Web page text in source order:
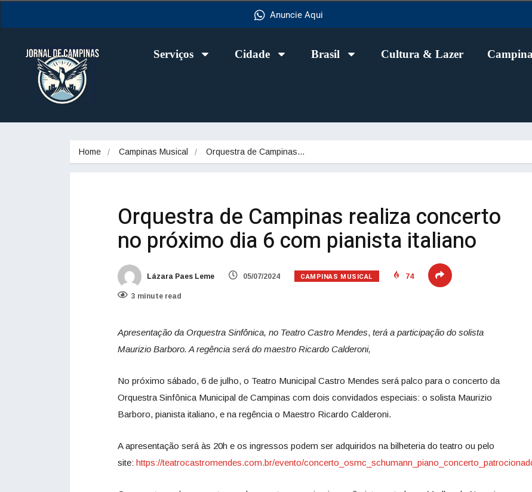
Anuncie Aqui
Serviços Cidade Brasil Cultura & Lazer
Home Campinas Musical Orquestra de Campinas…
Orquestra de Campinas realiza concerto
no próximo dia 6 com pianista italiano
Lázara Paes Leme 05/07/2024 CAMPINAS MUSICAL 74
3 minute read
Apresentação da Orquestra Sinfônica, no Teatro Castro Mendes, terá a participação do solista
Maurizio Barboro. A regência será do maestro Ricardo Calderoni,
No próximo sábado, 6 de julho, o Teatro Municipal Castro Mendes será palco para o concerto da
Orquestra Sinfônica Municipal de Campinas com dois convidados especiais: o solista Maurizio
Barboro, pianista italiano, e na regência o Maestro Ricardo Calderoni.
A apresentação será às 20h e os ingressos podem ser adquiridos na bilheteria do teatro ou pelo
site: https://teatrocastromendes.com.br/evento/